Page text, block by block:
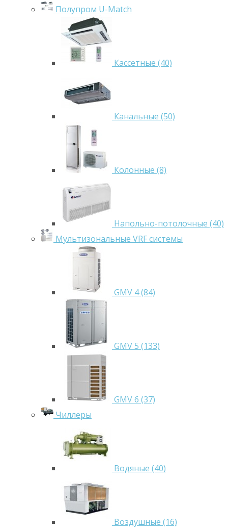
Полупром U-Match
Кассетные (40)
Канальные (50)
Колонные (8)
Напольно-потолочные (40)
Мультизональные VRF системы
GMV 4 (84)
GMV 5 (133)
GMV 6 (37)
Чиллеры
Водяные (40)
Воздушные (16)